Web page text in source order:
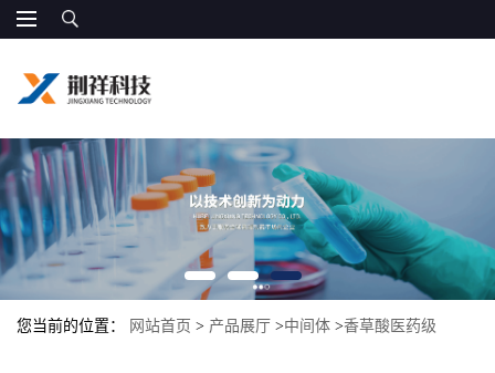
您当前的位置： 网站首页 > 产品展厅 >中间体 >香草酸医药级